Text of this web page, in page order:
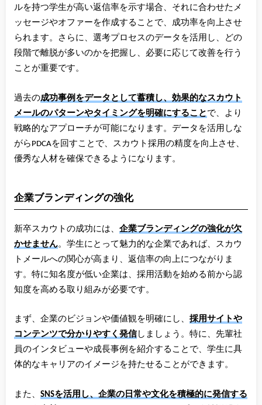
ルを持つ学生が高い返信率を示す場合、それに合わせたメ
ッセージやオファーを作成することで、成功率を向上させ
られます。さらに、選考プロセスのデータを活用し、どの
段階で離脱が多いのかを把握し、必要に応じて改善を行う
ことが重要です。
過去の成功事例をデータとして蓄積し、効果的なスカウト
メールのパターンやタイミングを明確にすることで、より
戦略的なアプローチが可能になります。データを活用しな
がらPDCAを回すことで、スカウト採用の精度を向上させ、
優秀な人材を確保できるようになります。
企業ブランディングの強化
新卒スカウトの成功には、 企業ブランディングの強化が欠
かせません。学生にとって魅力的な企業であれば、スカウ
トメールへの関心が高まり、返信率の向上につながりま
す。特に知名度が低い企業は、採用活動を始める前から認
知度を高める取り組みが必要です。
まず、企業のビジョンや価値観を明確にし、 採用サイトや
コンテンツで分かりやすく発信しましょう。特に、先輩社
員のインタビューや成長事例を紹介することで、学生に具
体的なキャリアのイメージを持たせることができます。
また、 SNSを活用し、企業の日常や文化を積極的に発信する